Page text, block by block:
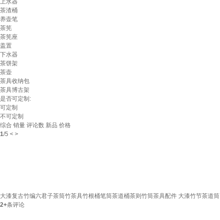
上水器
茶渣桶
养壶笔
茶筅
茶筅座
盖置
下水器
茶饼架
茶壶
茶具收纳包
茶具博古架
是否可定制:
可定制
不可定制
综合 销量 评论数 新品 价格
1/5 < >
大漆复古竹编六君子茶筒竹茶具竹根桶笔筒茶道桶茶则竹筒茶具配件 大漆竹节茶道
2+条评论